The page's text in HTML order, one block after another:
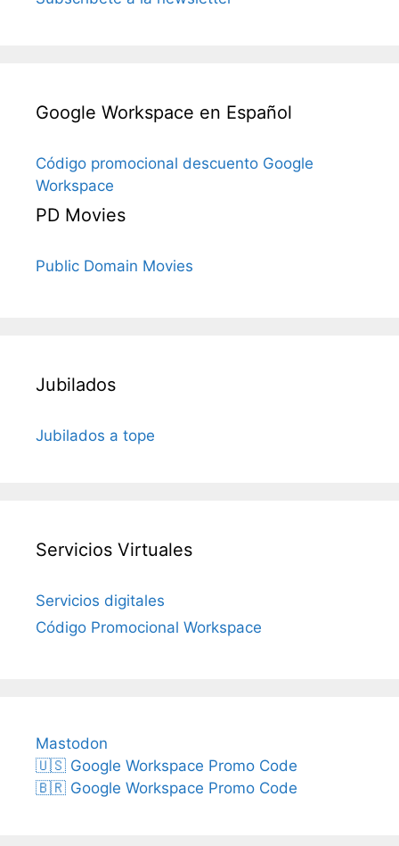
Google Workspace en Español
Código promocional descuento Google
Workspace
PD Movies
Public Domain Movies
Jubilados
Jubilados a tope
Servicios Virtuales
Servicios digitales
Código Promocional Workspace
Mastodon
🇺🇸 Google Workspace Promo Code
🇧🇷 Google Workspace Promo Code